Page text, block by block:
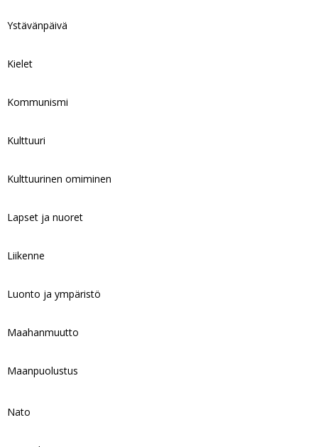
Ystävänpäivä
Kielet
Kommunismi
Kulttuuri
Kulttuurinen omiminen
Lapset ja nuoret
Liikenne
Luonto ja ympäristö
Maahanmuutto
Maanpuolustus
Nato